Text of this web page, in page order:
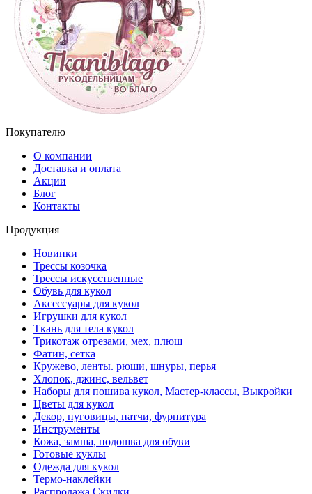
Покупателю
О компании
Доставка и оплата
Акции
Блог
Контакты
Продукция
Новинки
Трессы козочка
Трессы искусственные
Обувь для кукол
Аксессуары для кукол
Игрушки для кукол
Ткань для тела кукол
Трикотаж отрезами, мех, плюш
Фатин, сетка
Кружево, ленты. рюши, шнуры, перья
Хлопок, джинс, вельвет
Наборы для пошива кукол, Мастер-классы, Выкройки
Цветы для кукол
Декор, пуговицы, патчи, фурнитура
Инструменты
Кожа, замша, подошва для обуви
Готовые куклы
Одежда для кукол
Термо-наклейки
Распродажа Скидки